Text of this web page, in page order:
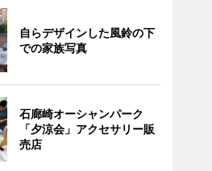
自らデザインした風鈴の下
での家族写真
石廊崎オーシャンパーク
「夕涼会」アクセサリー販
売店